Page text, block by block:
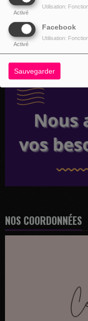
Activé
Utilisation:
Facebook
Activé
Utilisation:
Sauvegarder
NOS COORDONNÉES